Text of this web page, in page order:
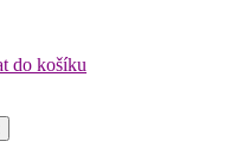
do košíku